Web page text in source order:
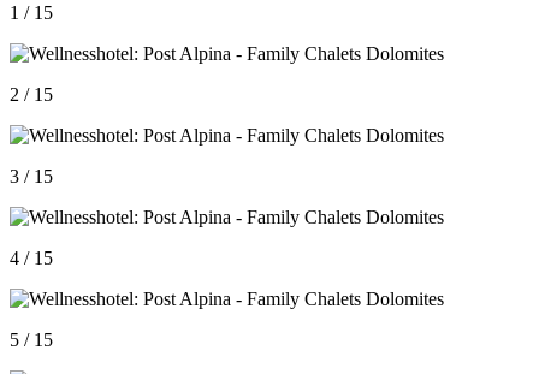
1 / 15
2 / 15
3 / 15
4 / 15
5 / 15